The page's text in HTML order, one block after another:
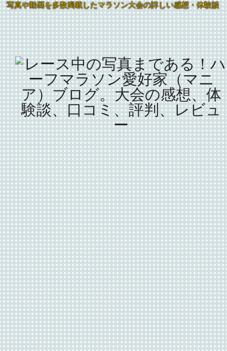
写真や動画を多数掲載したマラソン大会の詳しい感想・体験談